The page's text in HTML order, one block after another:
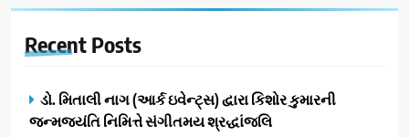
Recent Posts
ડો. મિતાલી નાગ (આર્ક ઇવેન્ટ્સ) દ્વારા કિશોર કુમારની
જન્મજયંતિ નિમિત્તે સંગીતમય શ્રદ્ધાંજલિ